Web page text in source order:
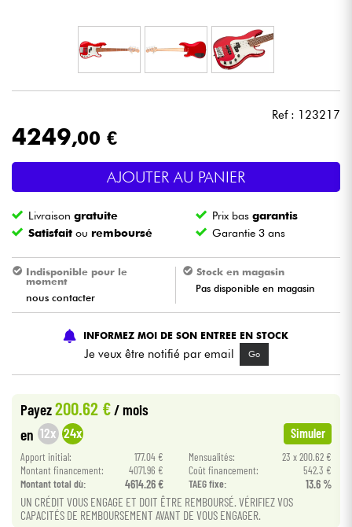
Eclairage
Batteries & Percu
Vents
Eveil Musical
Câbles & Access.
HiFi
Packs
Voir nos marques
Ref : 123217
4249,00 €
AJOUTER AU PANIER
Livraisongratuite Prix basgarantis
Satisfait ou remboursé Garantie 3 ans
Indisponible pour le
moment
nous contacter
Stock en magasin
Pas disponible en magasin
INFORMEZ MOI DE SON ENTREE EN STOCK
Je veux être notifié par email Go
Payez200.62 €/ mois
en 12x 24x Simuler
Apport initial: 177.04 € Mensualités:
23 x 200.62 €
Montant financement:
4071.96 € Coût financement:
542.3 €
Montant total dù:
4614.26 € TAEG fixe: 13.6 %
UN CRÉDIT VOUS ENGAGE ET DOIT ÊTRE REMBOURSÉ. VÉRIFIEZ VOS
CAPACITÉS DE REMBOURSEMENT AVANT DE VOUS ENGAGER.